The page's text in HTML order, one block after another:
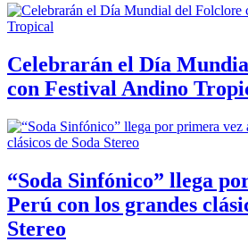
Celebrarán el Día
con Festival Andino
“Soda Sinfónico” llega
Perú con los grandes
Stereo